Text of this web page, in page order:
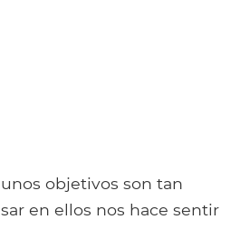
objetivos son tan
en ellos nos hace sentir